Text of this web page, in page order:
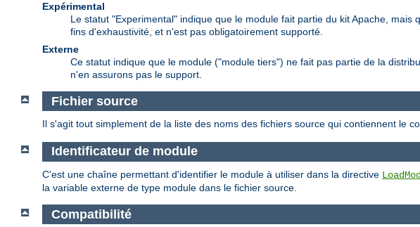
Expérimental
Le statut "Experimental" indique que le module fait partie du kit Apache,
fins d'exhaustivité, et n'est pas obligatoirement supporté.
Externe
Ce statut indique que le module ("module tiers") ne fait pas partie de la
n'en assurons pas le support.
Fichier source
Il s'agit tout simplement de la liste des noms des fichiers source qui contiennent le
Identificateur de module
C'est une chaîne permettant d'identifier le module à utiliser dans la directive
la variable externe de type module dans le fichier source.
Compatibilité